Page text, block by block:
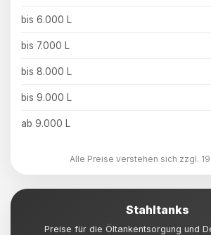
bis 6.000 L
bis 7.000 L
bis 8.000 L
bis 9.000 L
ab 9.000 L
Alle Preise verstehen sich zzgl.
Stahltanks
Preise für die Öltankentsorgung und